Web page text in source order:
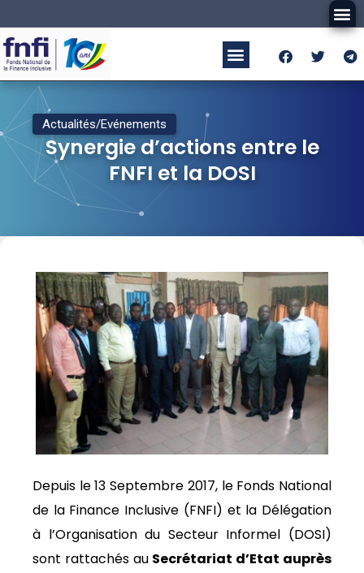
Actualités/Evénements
Synergie d’actions entre le
FNFI et la DOSI
Depuis le 13 Septembre 2017, le Fonds National
de la Finance Inclusive (FNFI) et la Délégation
à l’Organisation du Secteur Informel (DOSI)
sont rattachés au Secrétariat d’Etat auprès